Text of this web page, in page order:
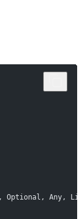
Optional, Any,